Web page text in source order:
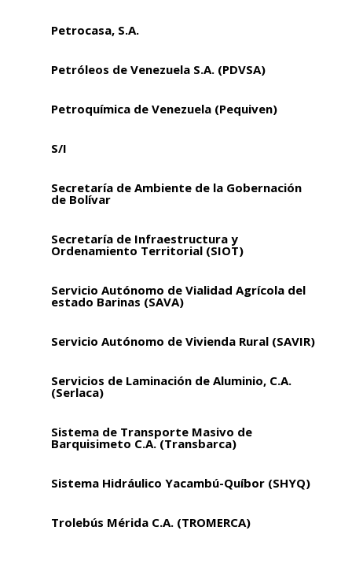
Petrocasa, S.A.
Petróleos de Venezuela S.A. (PDVSA)
Petroquímica de Venezuela (Pequiven)
S/I
Secretaría de Ambiente de la Gobernación
de Bolívar
Secretaría de Infraestructura y
Ordenamiento Territorial (SIOT)
Servicio Autónomo de Vialidad Agrícola del
estado Barinas (SAVA)
Servicio Autónomo de Vivienda Rural (SAVIR)
Servicios de Laminación de Aluminio, C.A.
(Serlaca)
Sistema de Transporte Masivo de
Barquisimeto C.A. (Transbarca)
Sistema Hidráulico Yacambú-Quíbor (SHYQ)
Trolebús Mérida C.A. (TROMERCA)